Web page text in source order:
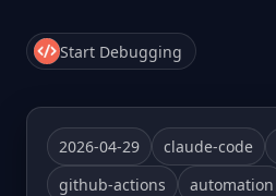
Start Debugging
2026-04-29 claude-code
github-actions
automation